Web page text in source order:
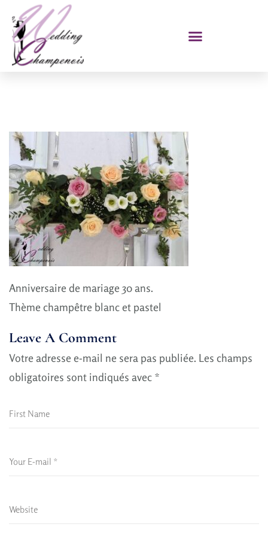
Anniversaire de mariage 30 ans.
Thème champêtre blanc et pastel
Leave A Comment
Votre adresse e-mail ne sera pas publiée. Les champs
obligatoires sont indiqués avec *